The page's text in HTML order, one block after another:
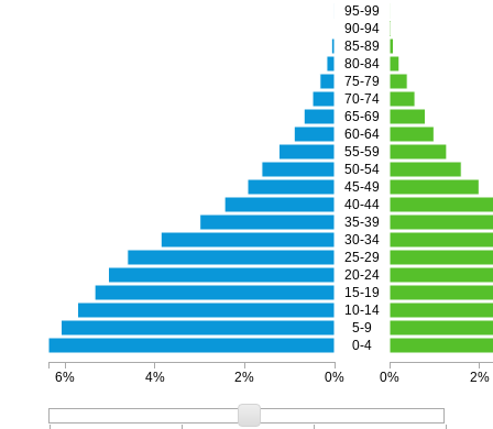
0-4
5-9
10-14
15-19
20-24
25-29
30-34
35-39
40-44
45-49
50-54
55-59
60-64
65-69
70-74
75-79
80-84
85-89
90-94
95-99
0%
2%
4%
6% 0% 2%